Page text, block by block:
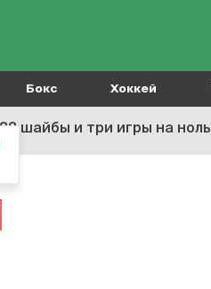
Бокс Хоккей
шайбы и три игры на ноль